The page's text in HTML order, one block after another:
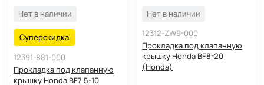
Нет в наличии
Суперскидка
12391-881-000
Прокладка под клапанную
крышку Honda BF7.5-10
Нет в наличии
12312-ZW9-000
Прокладка под клапанную
крышку Honda BF8-20
(Honda)